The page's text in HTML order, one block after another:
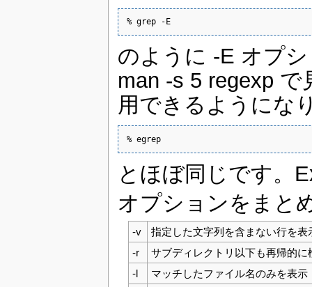
% grep -E
のように -E オプ
man -s 5 regexp
用できるようにな
% egrep
とほぼ同じです。
オプションをまと
-v
指定した文字列を含まない行を表
-r
サブディレクトリ以下も再帰的に
-l
マッチしたファイル名のみを表示